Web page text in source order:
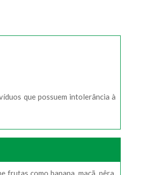
que possuem intolerância à
frutas como banana, maçã, pêra,